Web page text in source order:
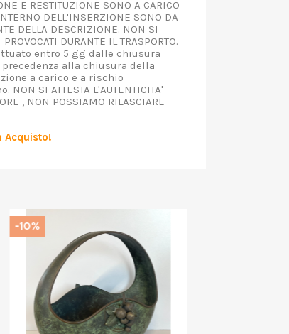
E RESTITUZIONE SONO A CARICO
DELL'INSERZIONE SONO DA
DELLA DESCRIZIONE. NON SI
DURANTE IL TRASPORTO.
entro 5 gg dalle chiusura
alla chiusura della
a carico e a rischio
SI ATTESTA L'AUTENTICITA'
, NON POSSIAMO RILASCIARE
Acquisto!
-10%